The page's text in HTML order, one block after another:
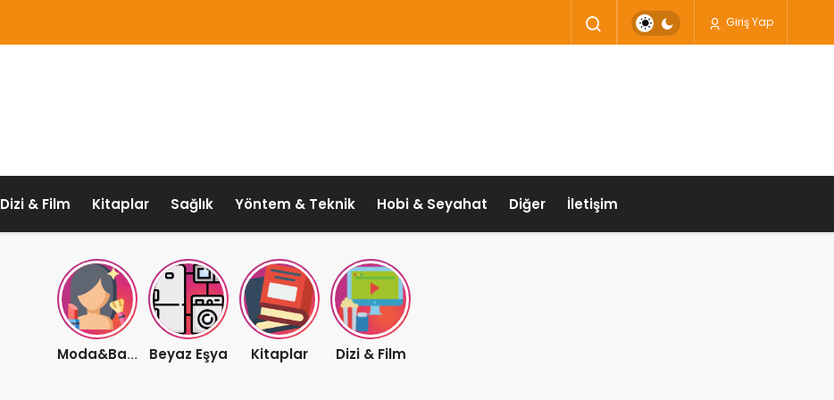
Giriş Yap
Dizi & Film Kitaplar Sağlık Yöntem & Teknik Hobi & Seyahat Diğer İletişim
Moda&Bakım Beyaz Eşya Kitaplar Dizi & Film